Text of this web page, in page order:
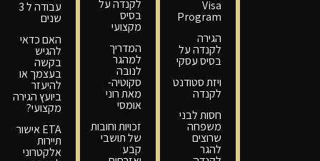
Visa
Program
הגירה
לקנדה על
בסיס עסקי
ויזת סטודנט
לקנדה
חסות לבני
משפחה
שרוצים
להגר
לקנדה על
בסיס
מקצועי
המדריך
למהגר
לנובה
סקוטיה-
מאת רוני
אומסי
זכויות וחובות
של תושבי
קבע
עבודה ל 3
שנים
האם כדאי
להגיש
בקשה
בעצמך או
להיעזר
ביועץ הגירה
מקצועי?
ETA אישור
תיירות
אלקטרוני